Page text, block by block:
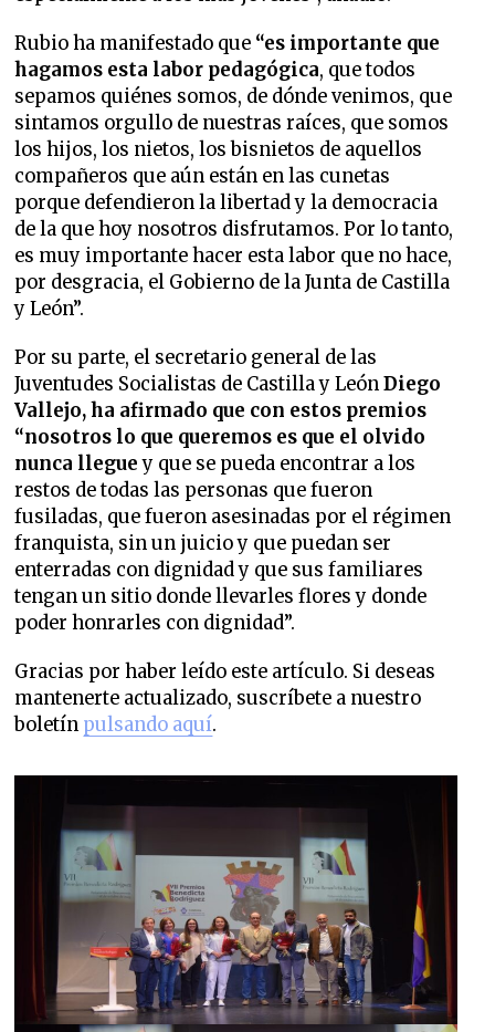
Rubio ha manifestado que “es importante que
hagamos esta labor pedagógica, que todos
sepamos quiénes somos, de dónde venimos, que
sintamos orgullo de nuestras raíces, que somos
los hijos, los nietos, los bisnietos de aquellos
compañeros que aún están en las cunetas
porque defendieron la libertad y la democracia
de la que hoy nosotros disfrutamos. Por lo tanto,
es muy importante hacer esta labor que no hace,
por desgracia, el Gobierno de la Junta de Castilla
y León”.
Por su parte, el secretario general de las
Juventudes Socialistas de Castilla y LeónDiego
Vallejo, ha afirmado que con estos premios
“nosotros lo que queremos es que el olvido
nunca lleguey que se pueda encontrar a los
restos de todas las personas que fueron
fusiladas, que fueron asesinadas por el régimen
franquista, sin un juicio y que puedan ser
enterradas con dignidad y que sus familiares
tengan un sitio donde llevarles flores y donde
poder honrarles con dignidad”.
Gracias por haber leído este artículo. Si deseas
mantenerte actualizado, suscríbete a nuestro
boletín pulsando aquí.